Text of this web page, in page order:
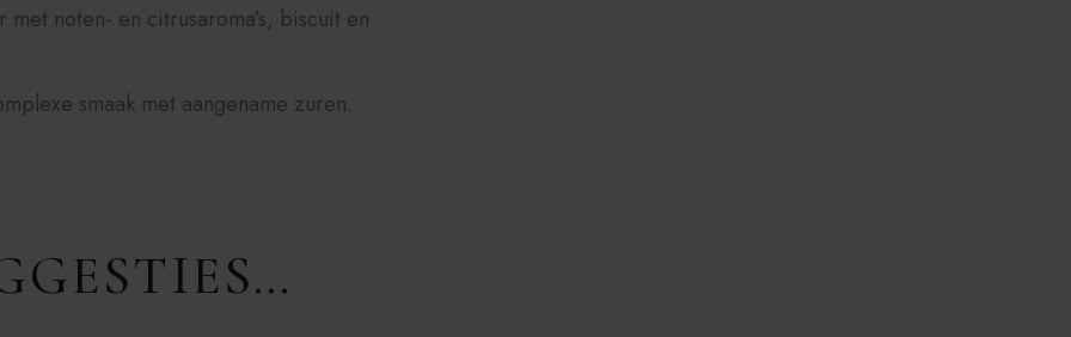
met noten- en citrusaroma’s, biscuit en
smaak met aangename zuren.